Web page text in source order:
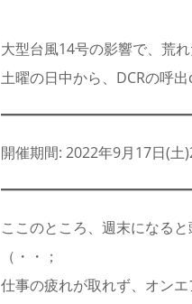
大型台風14号の影響で、荒
土曜の日中から、DCRの呼
開催期間: 2022年9月17日(土
ここのところ、週末になる
（・・；
仕事の疲れが取れず、オン